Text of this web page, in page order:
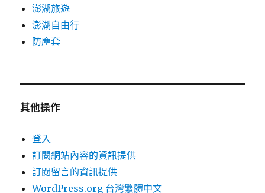
澎湖旅遊
澎湖自由行
防塵套
其他操作
登入
訂閱網站內容的資訊提供
訂閱留言的資訊提供
WordPress.org 台灣繁體中文